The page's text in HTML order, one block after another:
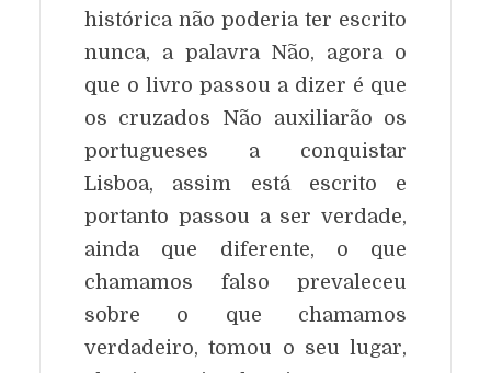
histórica não poderia ter escrito
nunca, a palavra Não, agora o
que o livro passou a dizer é que
os cruzados Não auxiliarão os
portugueses a conquistar
Lisboa, assim está escrito e
portanto passou a ser verdade,
ainda que diferente, o que
chamamos falso prevaleceu
sobre o que chamamos
verdadeiro, tomou o seu lugar,